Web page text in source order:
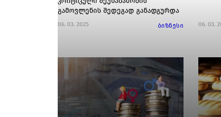
გამოვლენის შედეგად განადგურდა
06. 03. 2025 ბიზნესი 06. 03.